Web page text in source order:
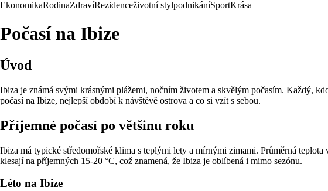
EkonomikaRodinaZdravíRezidenceživotní stylpodnikáníSportKrása
Počasí na Ibize
Úvod
Ibiza je známá svými krásnými plážemi, nočním životem a skvělým počasím. Každý,
počasí na Ibize, nejlepší období k návštěvě ostrova a co si vzít s sebou.
Příjemné počasí po většinu roku
Ibiza má typické středomořské klima s teplými lety a mírnými zimami. Průměrná
klesají na příjemných 15-20 °C, což znamená, že Ibiza je oblíbená i mimo sezónu.
Léto na Ibize